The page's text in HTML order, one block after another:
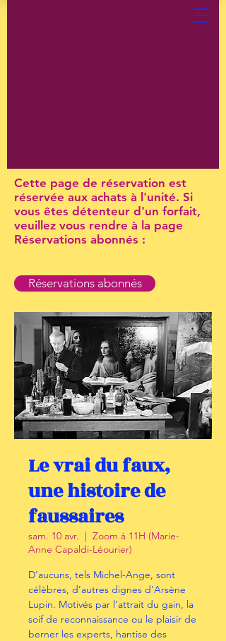
Cette page de réservation est
réservée aux achats à l'unité. Si
vous êtes détenteur d'un forfait,
veuillez vous rendre à la page
Réservations abonnés :
Réservations abonnés
Le vrai du faux,
une histoire de
faussaires
sam. 10 avr.
  |
Zoom à 11H (Marie-
Anne Capaldi-Léourier)
D’aucuns, tels Michel-Ange, sont
célèbres, d’autres dignes d’Arsène
Lupin. Motivés par l’attrait du gain, la
soif de reconnaissance ou le plaisir de
berner les experts, hantise des